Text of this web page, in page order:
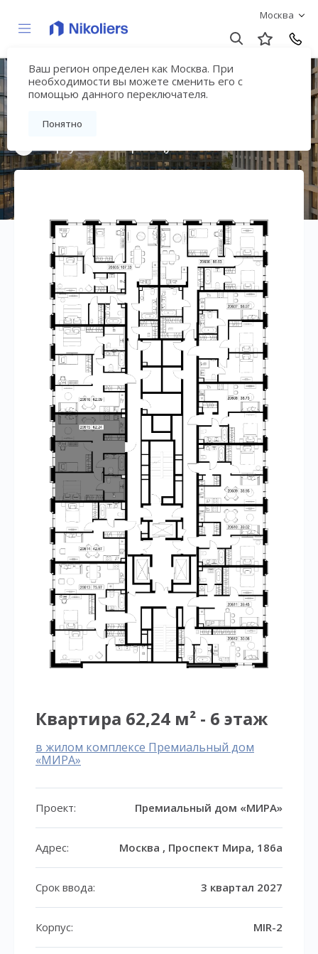
Москва
Ваш регион определен как Москва. При
необходимости вы можете сменить его с
помощью данного переключателя.
Понятно
Премиальный дом
«МИРА»
Квартира 62,24 м² - 6 этаж
в жилом комплексе Премиальный дом
«МИРА»
Проект: Премиальный дом «МИРА»
Адрес: Москва , Проспект Мира, 186а
Срок ввода: 3 квартал 2027
Корпус: MIR-2